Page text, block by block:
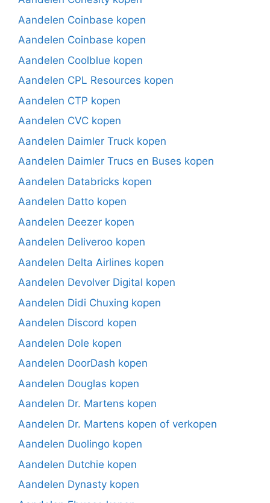
Aandelen Coinbase kopen
Aandelen Coinbase kopen
Aandelen Coolblue kopen
Aandelen CPL Resources kopen
Aandelen CTP kopen
Aandelen CVC kopen
Aandelen Daimler Truck kopen
Aandelen Daimler Trucs en Buses kopen
Aandelen Databricks kopen
Aandelen Datto kopen
Aandelen Deezer kopen
Aandelen Deliveroo kopen
Aandelen Delta Airlines kopen
Aandelen Devolver Digital kopen
Aandelen Didi Chuxing kopen
Aandelen Discord kopen
Aandelen Dole kopen
Aandelen DoorDash kopen
Aandelen Douglas kopen
Aandelen Dr. Martens kopen
Aandelen Dr. Martens kopen of verkopen
Aandelen Duolingo kopen
Aandelen Dutchie kopen
Aandelen Dynasty kopen